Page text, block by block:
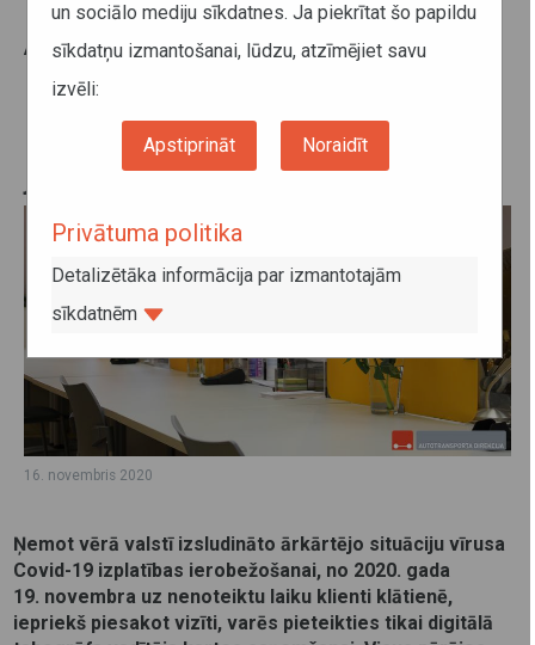
No 19. novembra tiks ierobežota
Autotransporta direkcijas sniegto
pakalpojumu saņemšana klātienē;
lai pieteiktos digitālā tahogrāfa
kartes saņemšanai, klientam ir
jāpiesakās iepriekš
16. novembris 2020
Ņemot vērā valstī izsludināto ārkārtējo situāciju vīrusa
Covid-19 izplatības ierobežošanai, no 2020. gada
19. novembra uz nenoteiktu laiku klienti klātienē,
iepriekš piesakot vizīti, varēs pieteikties tikai digitālā
un sociālo mediju sīkdatnes. Ja piekrītat šo papildu
sīkdatņu izmantošanai, lūdzu, atzīmējiet savu
izvēli:
Apstiprināt Noraidīt
Privātuma politika
Detalizētāka informācija par izmantotajām
sīkdatnēm